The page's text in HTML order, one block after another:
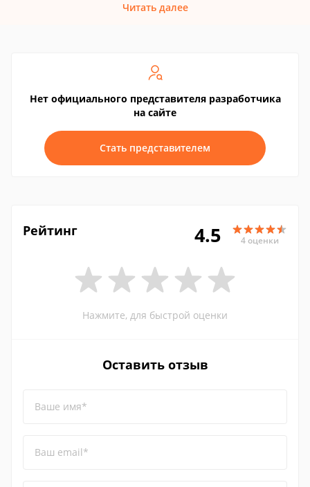
Читать далее
Нет официального представителя разработчика
на сайте
Стать представителем
Рейтинг 4.5 4 оценки
Нажмите, для быстрой оценки
Оставить отзыв
Ваше имя*
Ваш email*